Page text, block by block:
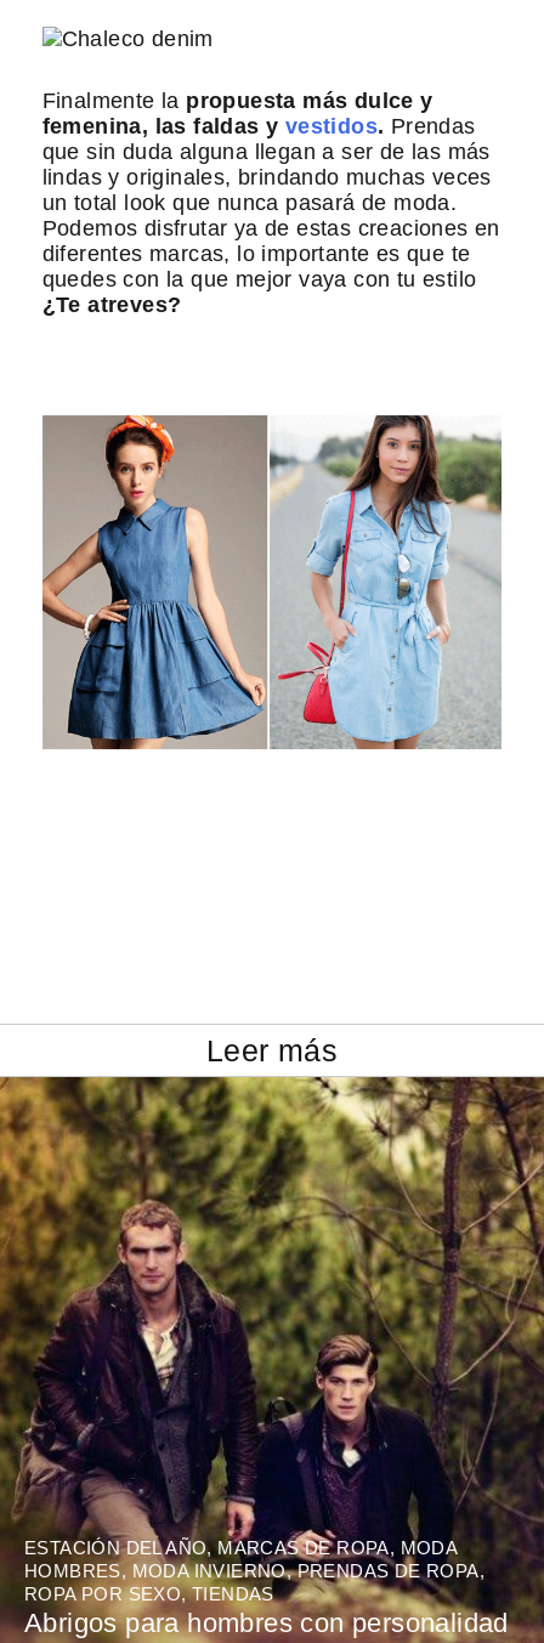
Finalmente la propuesta más dulce y
femenina, las faldas y vestidos. Prendas
que sin duda alguna llegan a ser de las más
lindas y originales, brindando muchas veces
un total look que nunca pasará de moda.
Podemos disfrutar ya de estas creaciones en
diferentes marcas, lo importante es que te
quedes con la que mejor vaya con tu estilo
¿Te atreves?
Leer más
ESTACIÓN DEL AÑO,MARCAS DE ROPA, MODA
HOMBRES, MODA INVIERNO,PRENDAS DE ROPA,
ROPA POR SEXO,TIENDAS
Abrigos para hombres con personalidad